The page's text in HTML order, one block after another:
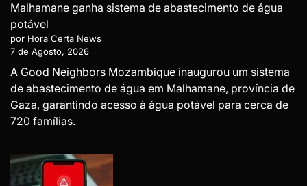
Malhamane ganha sistema de abastecimento de água
potável
por Hora Certa News
7 de Agosto, 2026
A Good Neighbors Mozambique inaugurou um sistema
de abastecimento de água em Malhamane, província de
Gaza, garantindo acesso à água potável para cerca de
720 famílias.